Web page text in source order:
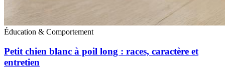
Éducation & Comportement
Petit chien blanc à poil long : races, caractère et
entretien